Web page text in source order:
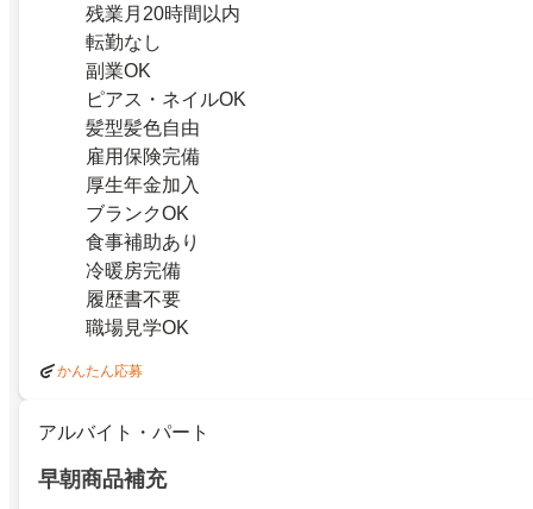
残業月20時間以内
転勤なし
副業OK
ピアス・ネイルOK
髪型髪色自由
雇用保険完備
厚生年金加入
ブランクOK
食事補助あり
冷暖房完備
履歴書不要
職場見学OK
かんたん応募
アルバイト・パート
早朝商品補充